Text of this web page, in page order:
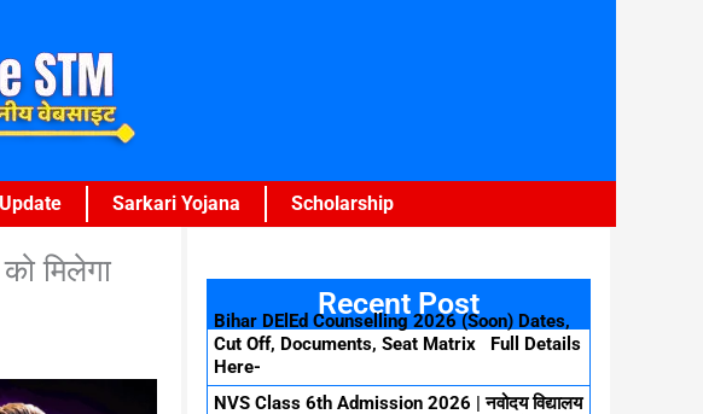
Sarkari Yojana Scholarship
मिलेगा
Recent Post
Bihar DElEd Counselling 2026 (Soon) Dates,
Cut Off, Documents, Seat Matrix Full Details
Here-
NVS Class 6th Admission 2026 | नवोदय विद्यालय